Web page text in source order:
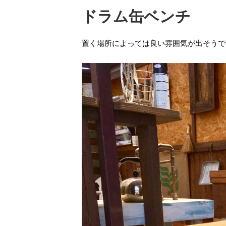
ドラム缶ベンチ
置く場所によっては良い雰囲気が出そう